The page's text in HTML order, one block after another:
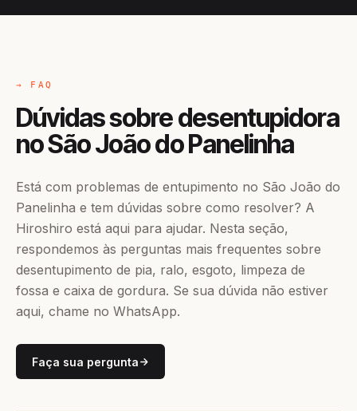
→ FAQ
Dúvidas sobre desentupidora
no São João do Panelinha
Está com problemas de entupimento no São João do
Panelinha e tem dúvidas sobre como resolver? A
Hiroshiro está aqui para ajudar. Nesta seção,
respondemos às perguntas mais frequentes sobre
desentupimento de pia, ralo, esgoto, limpeza de
fossa e caixa de gordura. Se sua dúvida não estiver
aqui, chame no WhatsApp.
Faça sua pergunta